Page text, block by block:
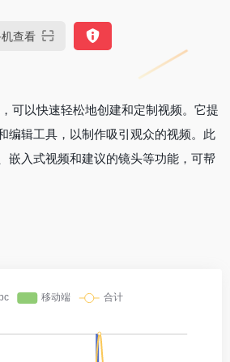
查看
可以快速轻松地创建和定制视频。它提
编辑工具，以制作吸引观众的视频。此
嵌入式视频和建议的镜头等功能，可帮